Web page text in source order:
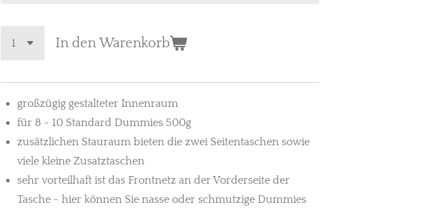
In den Warenkorb
großzügig gestalteter Innenraum
für 8 - 10 Standard Dummies 500g
zusätzlichen Stauraum bieten die zwei Seitentaschen sowie
viele kleine Zusatztaschen
sehr vorteilhaft ist das Frontnetz an der Vorderseite der
Tasche - hier können Sie nasse oder schmutzige Dummies